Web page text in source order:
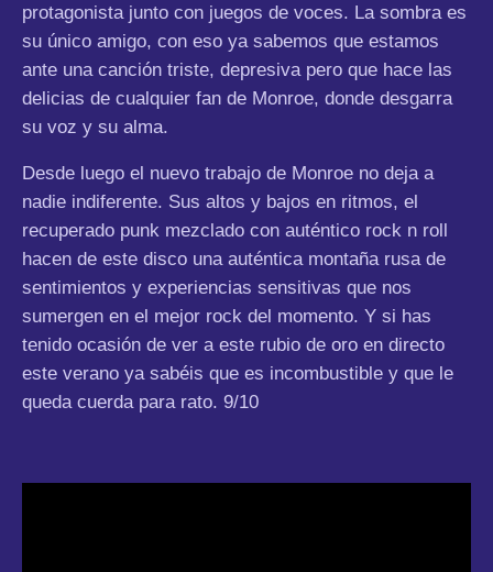
protagonista junto con juegos de voces. La sombra es
su único amigo, con eso ya sabemos que estamos
ante una canción triste, depresiva pero que hace las
delicias de cualquier fan de Monroe, donde desgarra
su voz y su alma.
Desde luego el nuevo trabajo de Monroe no deja a
nadie indiferente. Sus altos y bajos en ritmos, el
recuperado punk mezclado con auténtico rock n roll
hacen de este disco una auténtica montaña rusa de
sentimientos y experiencias sensitivas que nos
sumergen en el mejor rock del momento. Y si has
tenido ocasión de ver a este rubio de oro en directo
este verano ya sabéis que es incombustible y que le
queda cuerda para rato. 9/10